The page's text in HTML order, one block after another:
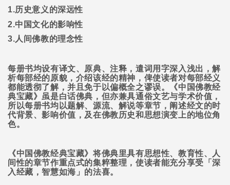
1.历史意义的深远性
2.中国文化的影响性
3.人间佛教的理念性
每册书均设有译文、原典、注释，遣词用字深入浅出，解
析每部经的原貌，介绍该经的精神，俾使读者对每部经义
都能透彻了解，并且免于以偏概全之谬误。《中国佛教经
典宝藏》虽是白话佛典，但亦兼具通俗文艺与学术价值，
所以每册书均以题解、源流、解说等章节，阐述经文的时
代背景、影响价值，及在佛教历史和思想演变上的地位角
色。
《中国佛教经典宝藏》将佛典里具有思想性、教育性、人
间性的章节作重点式的集粹整理，使读者能充分享受「深
入经藏，智慧如海」的法喜。